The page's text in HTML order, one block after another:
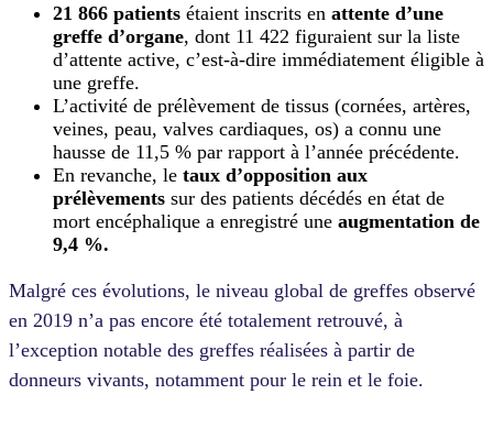
21 866 patients étaient inscrits en attente d’une
greffe d’organe, dont 11 422 figuraient sur la liste
d’attente active, c’est-à-dire immédiatement éligible à
une greffe.
L’activité de prélèvement de tissus (cornées, artères,
veines, peau, valves cardiaques, os) a connu une
hausse de 11,5 % par rapport à l’année précédente.
En revanche, le taux d’opposition aux
prélèvements sur des patients décédés en état de
mort encéphalique a enregistré une augmentation de
9,4 %.
Malgré ces évolutions, le niveau global de greffes observé
en 2019 n’a pas encore été totalement retrouvé, à
l’exception notable des greffes réalisées à partir de
donneurs vivants, notamment pour le rein et le foie.